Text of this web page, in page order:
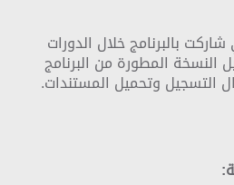
بالبرنامج خلال الدورات
النسخة المطورة من البرنامج
وتحميل المستندات.